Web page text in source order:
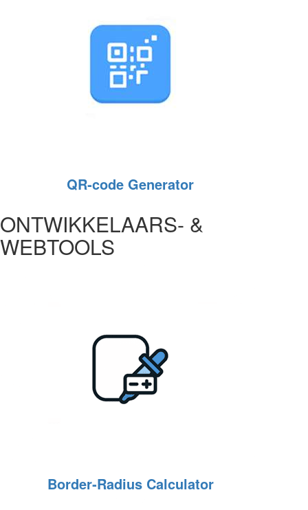
QR‑code Generator
ONTWIKKELAARS- &
WEBTOOLS
Border‑Radius Calculator